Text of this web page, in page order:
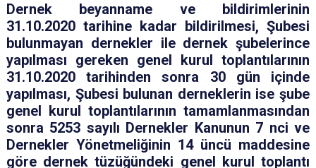
Dernek beyanname ve bildirimlerinin
31.10.2020 tarihine kadar bildirilmesi, Şubesi
bulunmayan dernekler ile dernek şubelerince
yapılması gereken genel kurul toplantılarının
31.10.2020 tarihinden sonra 30 gün içinde
yapılması, Şubesi bulunan derneklerin ise şube
genel kurul toplantılarının tamamlanmasından
sonra 5253 sayılı Dernekler Kanunun 7 nci ve
Dernekler Yönetmeliğinin 14 üncü maddesine
göre dernek tüzüğündeki genel kurul toplantı